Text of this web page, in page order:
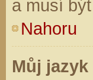
a musí
Nahoru
Můj